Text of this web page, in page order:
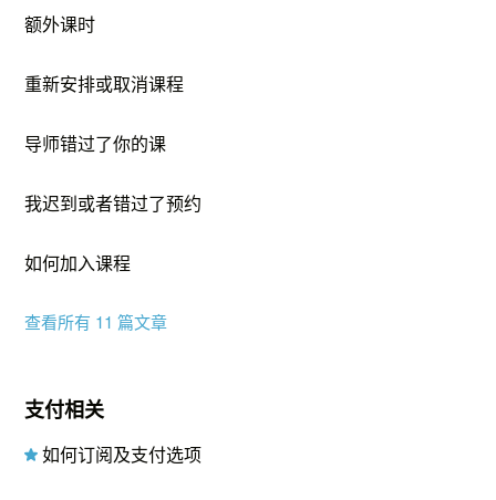
额外课时
重新安排或取消课程
导师错过了你的课
我迟到或者错过了预约
如何加入课程
查看所有 11 篇文章
支付相关
如何订阅及支付选项